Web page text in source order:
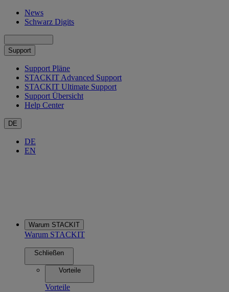
News
Schwarz Digits
Support
Support Pläne
STACKIT Advanced Support
STACKIT Ultimate Support
Support Übersicht
Help Center
DE
DE
EN
Warum STACKIT
Warum STACKIT
Schließen
Vorteile
Vorteile